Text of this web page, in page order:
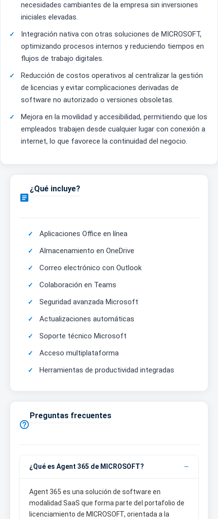
necesidades cambiantes de la empresa sin inversiones
iniciales elevadas.
Integración nativa con otras soluciones de MICROSOFT,
optimizando procesos internos y reduciendo tiempos en
flujos de trabajo digitales.
Reducción de costos operativos al centralizar la gestión
de licencias y evitar complicaciones derivadas de
software no autorizado o versiones obsoletas.
Mejora en la movilidad y accesibilidad, permitiendo que los
empleados trabajen desde cualquier lugar con conexión a
internet, lo que favorece la continuidad del negocio.

¿Qué incluye?
Aplicaciones Office en línea
Almacenamiento en OneDrive
Correo electrónico con Outlook
Colaboración en Teams
Seguridad avanzada Microsoft
Actualizaciones automáticas
Soporte técnico Microsoft
Acceso multiplataforma
Herramientas de productividad integradas

Preguntas frecuentes
¿Qué es Agent 365 de MICROSOFT?
Agent 365 es una solución de software en
modalidad SaaS que forma parte del portafolio de
licenciamiento de MICROSOFT, orientada a la